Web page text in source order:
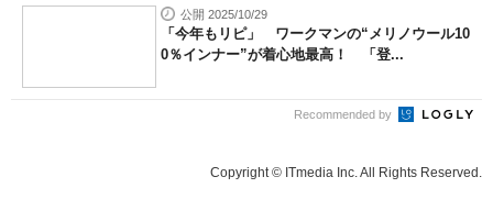
公開 2025/10/29
「今年もリピ」 ワークマンの“メリノウール10
0％インナー”が着心地最高！ 「登...
Recommended by
Copyright © ITmedia Inc. All Rights Reserved.